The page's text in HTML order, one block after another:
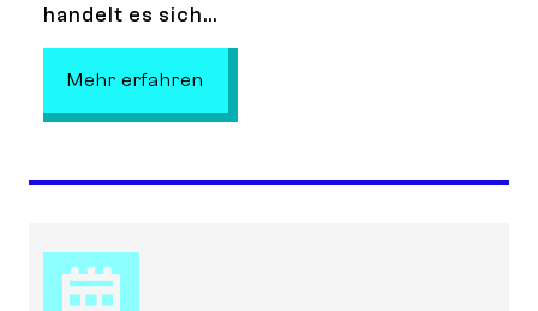
handelt es sich...
Mehr erfahren